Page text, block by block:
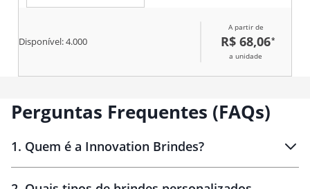
Disponível:4.000
A partir de
R$ 68,06*
a unidade
Perguntas Frequentes (FAQs)
1. Quem é a Innovation Brindes?